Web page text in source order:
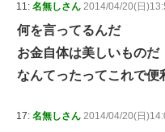
11: 名無しさん 2014/04/20(日
何を言ってるんだ
お金自体は美しいものだ
なんてったってこれで便
17: 名無しさん 2014/04/20(日